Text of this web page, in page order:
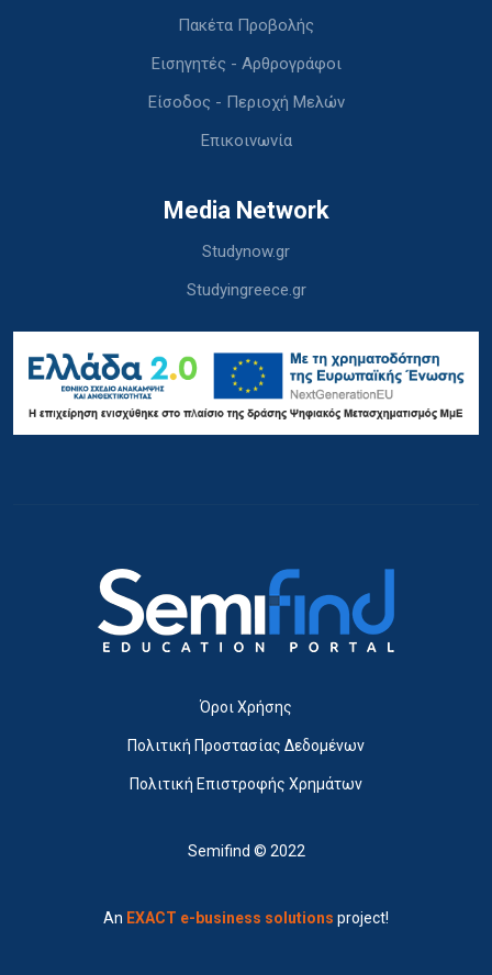
Πακέτα Προβολής
Εισηγητές - Αρθρογράφοι
Είσοδος - Περιοχή Μελών
Επικοινωνία
Media Network
Studynow.gr
Studyingreece.gr
Όροι Χρήσης
Πολιτική Προστασίας Δεδομένων
Πολιτική Επιστροφής Χρημάτων
Semifind © 2022
An EXACT e-business solutions project!